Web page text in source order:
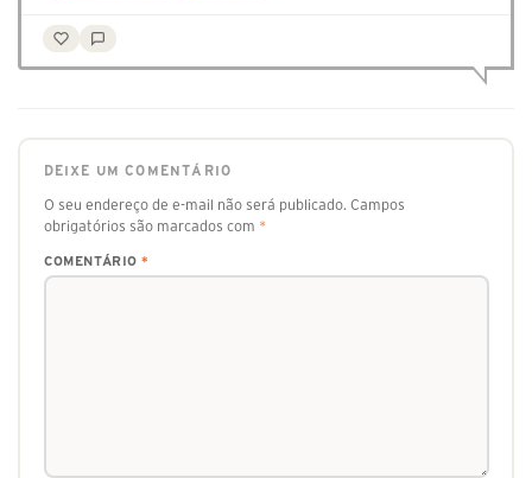
DEIXE UM COMENTÁRIO
O seu endereço de e-mail não será publicado. Campos
obrigatórios são marcados com *
COMENTÁRIO *